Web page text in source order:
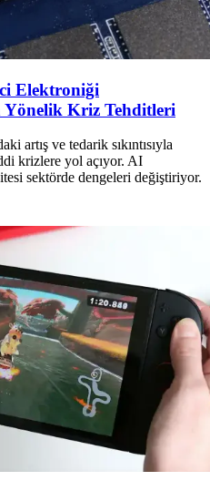
Elektroniği
Yönelik Kriz Tehditleri
artış ve tedarik sıkıntısıyla
krizlere yol açıyor. AI
sektörde dengeleri değiştiriyor.